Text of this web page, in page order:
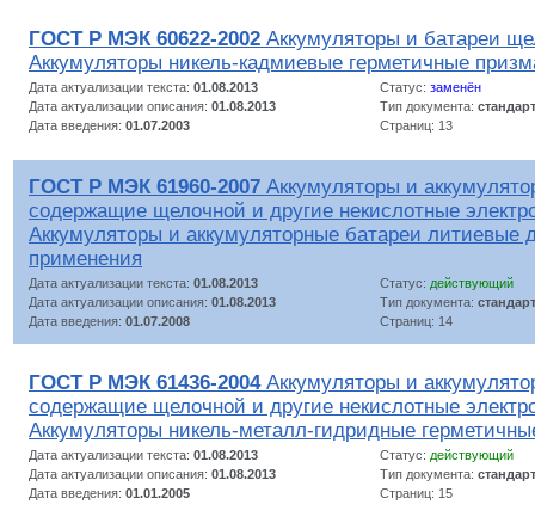
ГОСТ Р МЭК 60622-2002 Аккумуляторы и батареи
Аккумуляторы никель-кадмиевые герметичные
Дата актуализации текста: 01.08.2013 Статус: заменён
Дата актуализации описания: 01.08.2013 Тип документа: стандарт
Дата введения: 01.07.2003 Страниц: 13
ГОСТ Р МЭК 61960-2007 Аккумуляторы и
содержащие щелочной и другие некислотные
Аккумуляторы и аккумуляторные батареи литиевые
применения
Дата актуализации текста: 01.08.2013 Статус: действующий
Дата актуализации описания: 01.08.2013 Тип документа: стандарт
Дата введения: 01.07.2008 Страниц: 14
ГОСТ Р МЭК 61436-2004Аккумуляторы и
содержащие щелочной и другие некислотные
Аккумуляторы никель-металл-гидридные
Дата актуализации текста: 01.08.2013 Статус: действующий
Дата актуализации описания: 01.08.2013 Тип документа: стандарт
Дата введения: 01.01.2005 Страниц: 15